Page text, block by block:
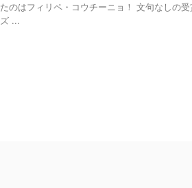
たのはフィリペ・コウチーニョ！ 文句なしの
ズ ...